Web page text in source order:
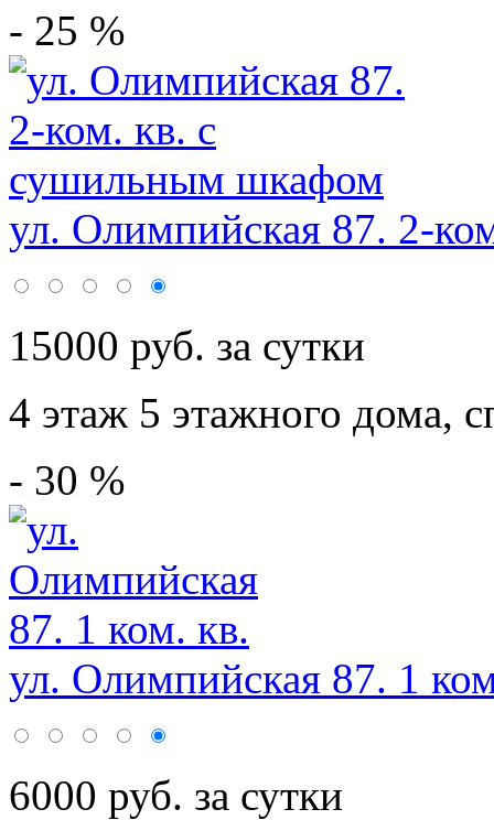
- 25 %
ул. Олимпийская 87. 2-
15000 руб. за сутки
4 этаж 5 этажного дома,
- 30 %
ул. Олимпийская 87. 1
6000 руб. за сутки